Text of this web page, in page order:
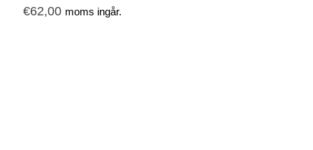
€62,00 moms ingår.